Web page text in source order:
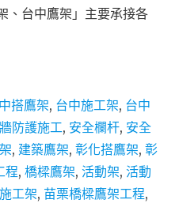
、台中鷹架」主要承接各
搭鷹架, 台中施工架, 台中
防護施工, 安全欄杆, 安全
, 建築鷹架, 彰化搭鷹架, 彰
程, 橋樑鷹架, 活動架, 活動
工架, 苗栗橋樑鷹架工程,